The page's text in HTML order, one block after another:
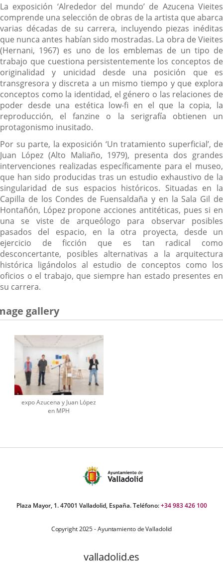
La exposición ‘Alrededor del mundo’ de Azucena Vieites
comprende una selección de obras de la artista que abarca
varias décadas de su carrera, incluyendo piezas inéditas
que nunca antes habían sido mostradas. La obra de Vieites
(Hernani, 1967) es uno de los emblemas de un tipo de
trabajo que cuestiona persistentemente los conceptos de
originalidad y unicidad desde una posición que es
transgresora y discreta a un mismo tiempo y que explora
conceptos como la identidad, el género o las relaciones de
poder desde una estética low-fi en el que la copia, la
reproducción, el fanzine o la serigrafía obtienen un
protagonismo inusitado.
Por su parte, la exposición ‘Un tratamiento superficial’, de
Juan López (Alto Maliaño, 1979), presenta dos grandes
intervenciones realizadas específicamente para el museo,
que han sido producidas tras un estudio exhaustivo de la
singularidad de sus espacios históricos. Situadas en la
Capilla de los Condes de Fuensaldaña y en la Sala Gil de
Hontañón, López propone acciones antitéticas, pues si en
una se viste de arqueólogo para observar posibles
pasados del espacio, en la otra proyecta, desde un
ejercicio de ficción que es tan radical como
desconcertante, posibles alternativas a la arquitectura
histórica ligándolos al estudio de conceptos como los
oficios o el trabajo, que siempre han estado presentes en
su carrera.
gallery
expo Azucena y Juan López
en MPH
Plaza Mayor, 1. 47001 Valladolid, España. Teléfono:+34 983 426 100
Copyright 2025 - Ayuntamiento de Valladolid
valladolid.es